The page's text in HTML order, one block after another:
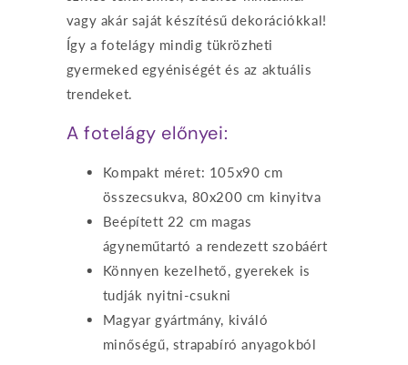
vagy akár saját készítésű dekorációkkal!
Így a fotelágy mindig tükrözheti
gyermeked egyéniségét és az aktuális
trendeket.
A fotelágy előnyei:
Kompakt méret: 105x90 cm
összecsukva, 80x200 cm kinyitva
Beépített 22 cm magas
ágyneműtartó a rendezett szobáért
Könnyen kezelhető, gyerekek is
tudják nyitni-csukni
Magyar gyártmány, kiváló
minőségű, strapabíró anyagokból